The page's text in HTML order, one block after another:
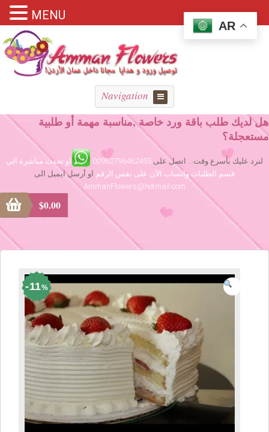
Navigation
هل لديك طلب باقة ورد خاصة ,مناسبة مهمة أو طلبية
مستعجلة؟
لنرد عليك بأسرع وقت... اتصل على 00962796462495
او تحدث مباشرة الى
قسم الطلبات واتساب الآن على نفس الرقم او أرسل ايميل الى
AmmanFlowers@hotmail.com
$0.00
11%
AR
MENU